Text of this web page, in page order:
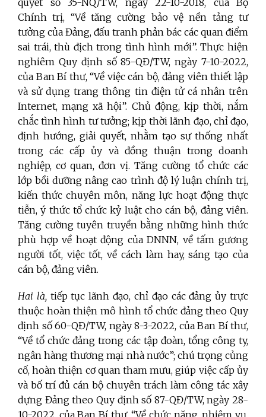
Chính trị, “Về tăng cường bảo vệ nền tảng tư
tưởng của Đảng, đấu tranh phản bác các quan điểm
sai trái, thù địch trong tình hình mới”. Thực hiện
nghiêm Quy định số 85-QĐ/TW, ngày 7-10-2022,
của Ban Bí thư, “Về việc cán bộ, đảng viên thiết lập
và sử dụng trang thông tin điện tử cá nhân trên
Internet, mạng xã hội”. Chủ động, kịp thời, nắm
chắc tình hình tư tưởng; kịp thời lãnh đạo, chỉ đạo,
định hướng, giải quyết, nhằm tạo sự thống nhất
trong các cấp ủy và đồng thuận trong doanh
nghiệp, cơ quan, đơn vị. Tăng cường tổ chức các
lớp bồi dưỡng nâng cao trình độ lý luận chính trị,
kiến thức chuyên môn, năng lực hoạt động thực
tiễn, ý thức tổ chức kỷ luật cho cán bộ, đảng viên.
Tăng cường tuyên truyền bằng những hình thức
phù hợp về hoạt động của DNNN, về tấm gương
người tốt, việc tốt, về cách làm hay, sáng tạo của
cán bộ, đảng viên.
Hai là, tiếp tục lãnh đạo, chỉ đạo các đảng ủy trực
thuộc hoàn thiện mô hình tổ chức đảng theo Quy
định số 60-QĐ/TW, ngày 8-3-2022, của Ban Bí thư,
“Về tổ chức đảng trong các tập đoàn, tổng công ty,
ngân hàng thương mại nhà nước”; chú trọng củng
cố, hoàn thiện cơ quan tham mưu, giúp việc cấp ủy
và bố trí đủ cán bộ chuyên trách làm công tác xây
dựng Đảng theo Quy định số 87-QĐ/TW, ngày 28-
10-2022, của Ban Bí thư, “Về chức năng, nhiệm vụ,